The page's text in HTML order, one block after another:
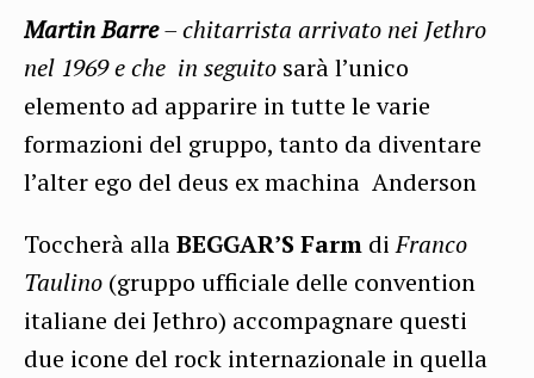
Martin Barre– chitarrista arrivato nei Jethro
nel 1969 e che in seguito sarà l’unico
elemento ad apparire in tutte le varie
formazioni del gruppo, tanto da diventare
l’alter ego del deus ex machina Anderson
Toccherà allaBEGGAR’S Farm diFranco
Taulino (gruppo ufficiale delle convention
italiane dei Jethro) accompagnare questi
due icone del rock internazionale in quella